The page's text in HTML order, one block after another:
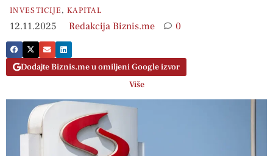
INVESTICIJE, KAPITAL
12.11.2025 Redakcija Biznis.me 0
Dodajte Biznis.me u omiljeni Google izvor
Više